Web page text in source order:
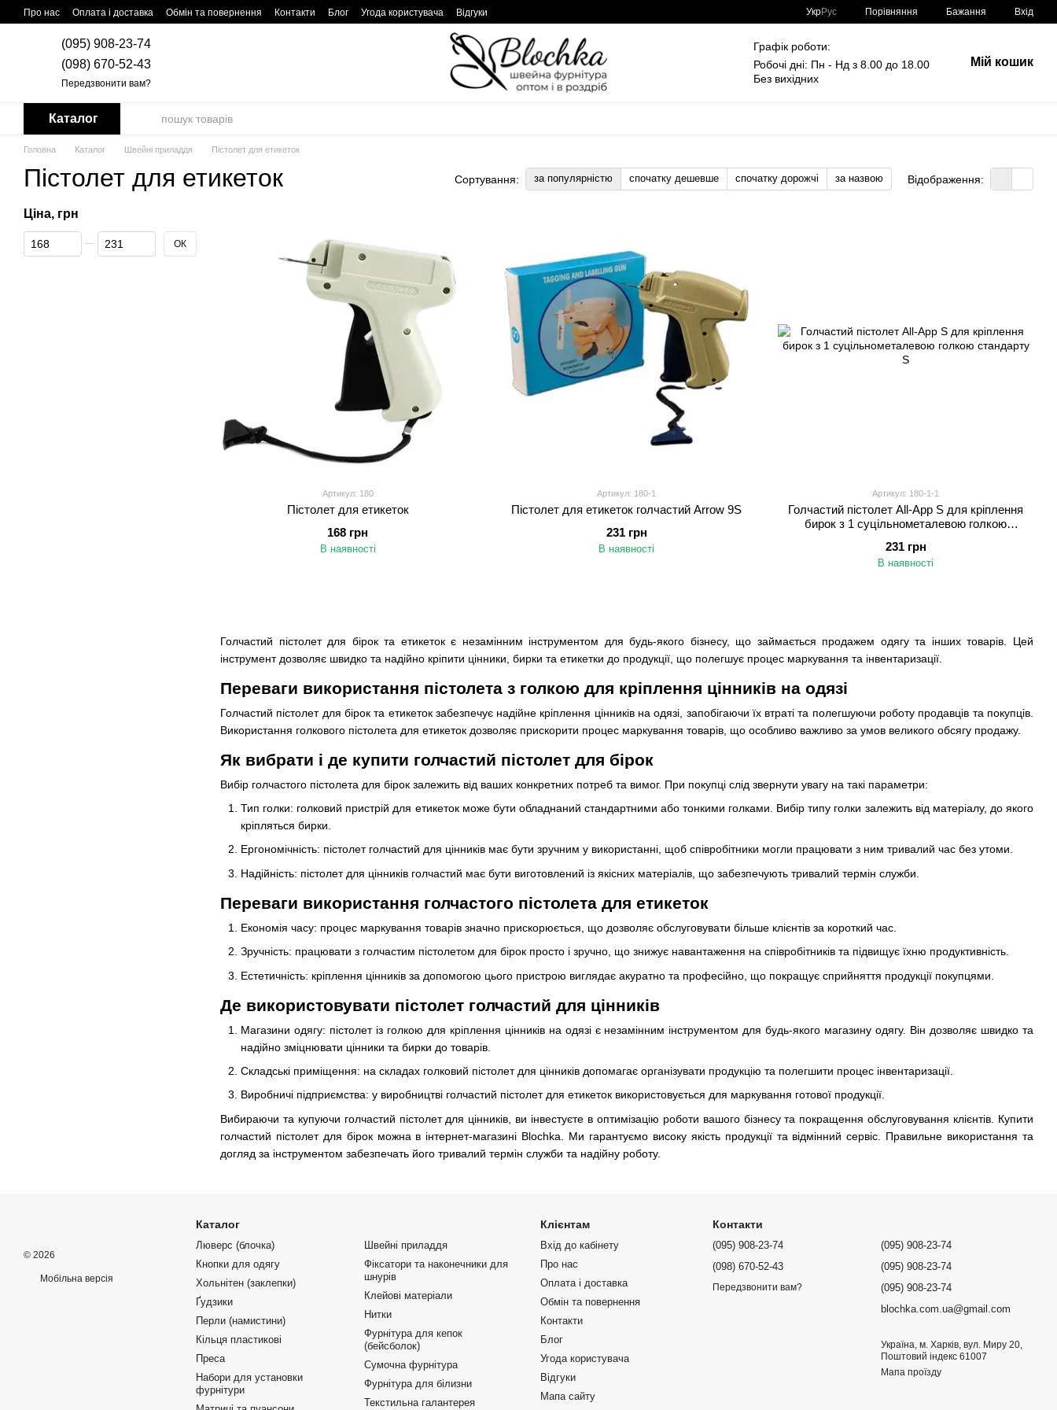
Перейти до основного контенту
Про нас Оплата і доставка Обмін та повернення Контакти Блог Угода користувача Відгуки УкрРус Порівняння Бажання Вхід
(095) 908-23-74
(098) 670-52-43
Передзвонити вам?
Графік роботи:
Робочі дні: Пн - Нд з 8.00 до 18.00
Без вихідних
Мій кошик
Каталог
Головна Каталог Швейні приладдя Пістолет для етикеток
Пістолет для етикеток Сортування: за популярністю спочатку дешевше спочатку дорожчі за назвою Відображення:
Голчастий пістолет для бірок та етикеток є незамінним інструментом для будь-якого бізнесу, що займається продажем одягу та інших товарів. Цей
інструмент дозволяє швидко та надійно кріпити цінники, бирки та етикетки до продукції, що полегшує процес маркування та інвентаризації.
Переваги використання пістолета з голкою для кріплення цінників на одязі
Голчастий пістолет для бірок та етикеток забезпечує надійне кріплення цінників на одязі, запобігаючи їх втраті та полегшуючи роботу продавців та покупців.
Використання голкового пістолета для етикеток дозволяє прискорити процес маркування товарів, що особливо важливо за умов великого обсягу продажу.
Як вибрати і де купити голчастий пістолет для бірок
Вибір голчастого пістолета для бірок залежить від ваших конкретних потреб та вимог. При покупці слід звернути увагу на такі параметри:
Тип голки: голковий пристрій для етикеток може бути обладнаний стандартними або тонкими голками. Вибір типу голки залежить від матеріалу, до якого
кріпляться бирки.
Ергономічність: пістолет голчастий для цінників має бути зручним у використанні, щоб співробітники могли працювати з ним тривалий час без утоми.
Надійність: пістолет для цінників голчастий має бути виготовлений із якісних матеріалів, що забезпечують тривалий термін служби.
Переваги використання голчастого пістолета для етикеток
Економія часу: процес маркування товарів значно прискорюється, що дозволяє обслуговувати більше клієнтів за короткий час.
Зручність: працювати з голчастим пістолетом для бірок просто і зручно, що знижує навантаження на співробітників та підвищує їхню продуктивність.
Естетичність: кріплення цінників за допомогою цього пристрою виглядає акуратно та професійно, що покращує сприйняття продукції покупцями.
Де використовувати пістолет голчастий для цінників
Магазини одягу: пістолет із голкою для кріплення цінників на одязі є незамінним інструментом для будь-якого магазину одягу. Він дозволяє швидко та
надійно зміцнювати цінники та бирки до товарів.
Складські приміщення: на складах голковий пістолет для цінників допомагає організувати продукцію та полегшити процес інвентаризації.
Виробничі підприємства: у виробництві голчастий пістолет для етикеток використовується для маркування готової продукції.
Вибираючи та купуючи голчастий пістолет для цінників, ви інвестуєте в оптимізацію роботи вашого бізнесу та покращення обслуговування клієнтів. Купити
голчастий пістолет для бірок можна в інтернет-магазині Blochka. Ми гарантуємо високу якість продукції та відмінний сервіс. Правильне використання та
догляд за інструментом забезпечать його тривалий термін служби та надійну роботу.
Артикул: 180
Пістолет для етикеток
168 грн
В наявності
Артикул: 180-1
Пістолет для етикеток голчастий Arrow 9S
231 грн
В наявності
Артикул: 180-1-1
Голчастий пістолет All-App S для кріплення
бирок з 1 суцільнометалевою голкою
231 грн
В наявності
Ціна, грн
Від Ціна, грн
До Ціна, грн ОК
© 2026
Мобільна версія
Каталог
Люверс (блочка)
Кнопки для одягу
Хольнітен (заклепки)
Ґудзики
Перли (намистини)
Кільця пластикові
Преса
Набори для установки
фурнітури
Швейні приладдя
Фіксатори та наконечники для
шнурів
Клейові матеріали
Нитки
Фурнітура для кепок
(бейсболок)
Сумочна фурнітура
Фурнітура для білизни
Текстильна галантерея
Клієнтам
Вхід до кабінету
Про нас
Оплата і доставка
Обмін та повернення
Контакти
Блог
Угода користувача
Відгуки
Мапа сайту
Контакти
(095) 908-23-74
(098) 670-52-43
Передзвонити вам?
(095) 908-23-74
(095) 908-23-74
(095) 908-23-74
blochka.com.ua@gmail.com
Україна, м. Харків, вул. Миру 20,
Поштовий індекс 61007
Мапа проїзду